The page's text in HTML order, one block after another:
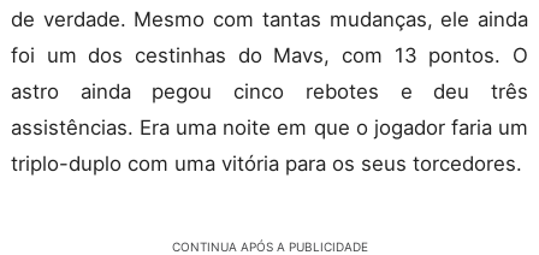
de verdade. Mesmo com tantas mudanças, ele ainda
foi um dos cestinhas do Mavs, com 13 pontos. O
astro ainda pegou cinco rebotes e deu três
assistências. Era uma noite em que o jogador faria um
triplo-duplo com uma vitória para os seus torcedores.
CONTINUA APÓS A PUBLICIDADE